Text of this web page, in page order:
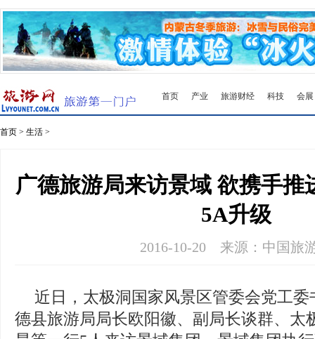
会展
科技
旅游财经
产业
首页
首页 > 生活 >
广德旅游局来访景域 欲携手推
5A升级
2016-10-20 来源：中国旅
近日，太极洞国家风景区管委会党工
德县旅游局局长欧阳徽、副局长谈群、太